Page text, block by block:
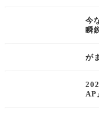
今
瞬
が
AP